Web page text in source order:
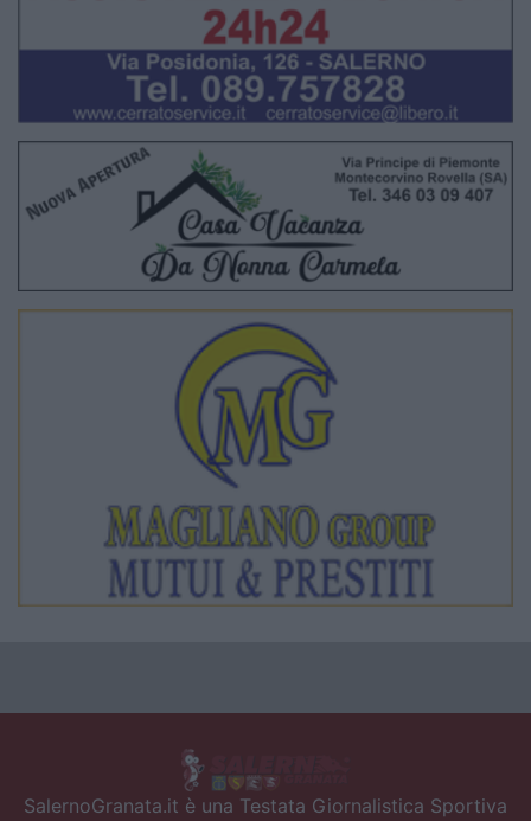
SalernoGranata.it è una Testata Giornalistica Sportiva